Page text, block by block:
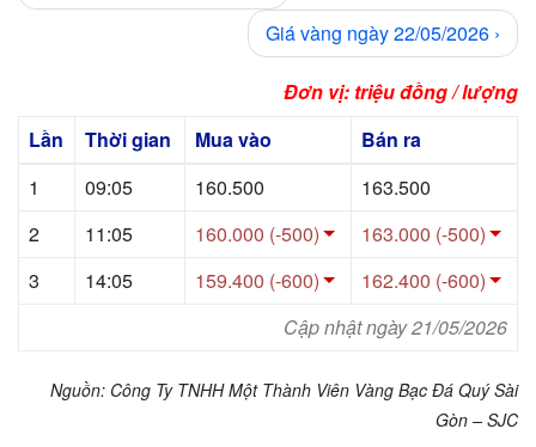
Giá vàng ngày 22/05/2026 ›
Đơn vị: triệu đồng / lượng
Lần
Thời gian Mua vào
Bán ra
1
09:05 160.500
163.500
2
11:05 160.000 (-500)
163.000 (-500)
3
14:05 159.400 (-600)
162.400 (-600)
Cập nhật ngày 21/05/2026
Nguồn: Công Ty TNHH Một Thành Viên Vàng Bạc Đá Quý Sài
Gòn – SJC